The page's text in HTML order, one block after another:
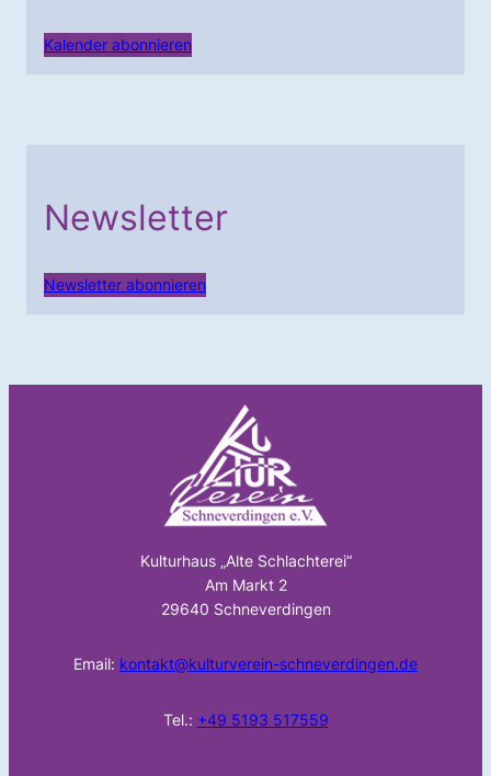
Kalender abonnieren
Newsletter
Newsletter abonnieren
Kulturhaus „Alte Schlachterei“
Am Markt 2
29640 Schneverdingen
Email: kontakt@kulturverein-schneverdingen.de
Tel.: +49 5193 517559